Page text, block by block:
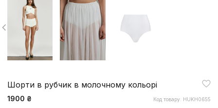
Шорти в рубчик в молочному кольорі
1900 ₴ Код товару: HUKH0655